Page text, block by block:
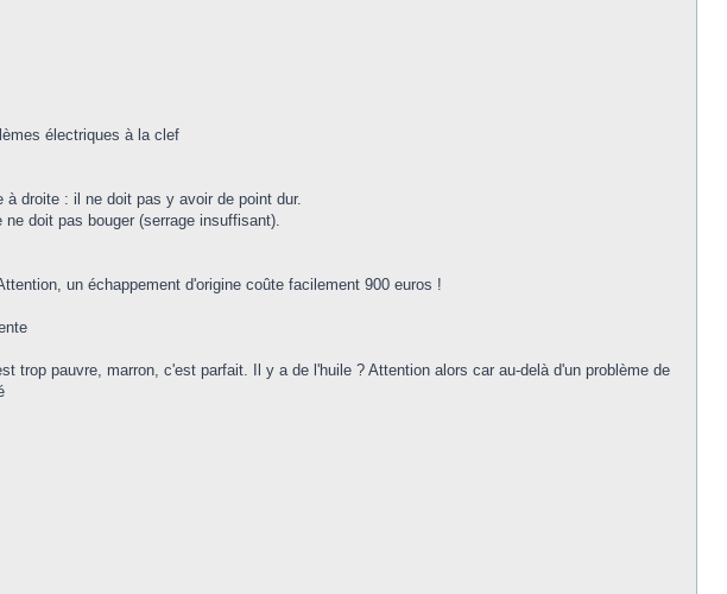
électriques à la clef
à droite : il ne doit pas y avoir de point dur.
doit pas bouger (serrage insuffisant).
un échappement d'origine coûte facilement 900 euros !
pauvre, marron, c'est parfait. Il y a de l'huile ? Attention alors car au-delà d'un problème de